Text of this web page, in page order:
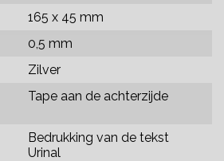
165 x 45 mm
0,5 mm
Zilver
Tape aan de achterzijde
Bedrukking van de tekst
Urinal